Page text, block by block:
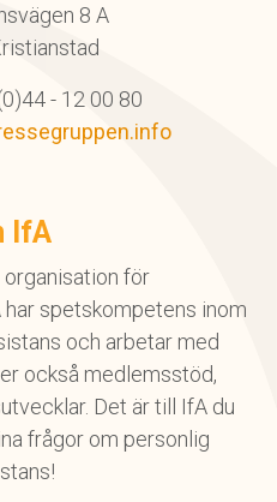
8 A
- 12 00 80
IfA
organisation för
spetskompetens inom
och arbetar med
också medlemsstöd,
Det är till IfA du
frågor om personlig